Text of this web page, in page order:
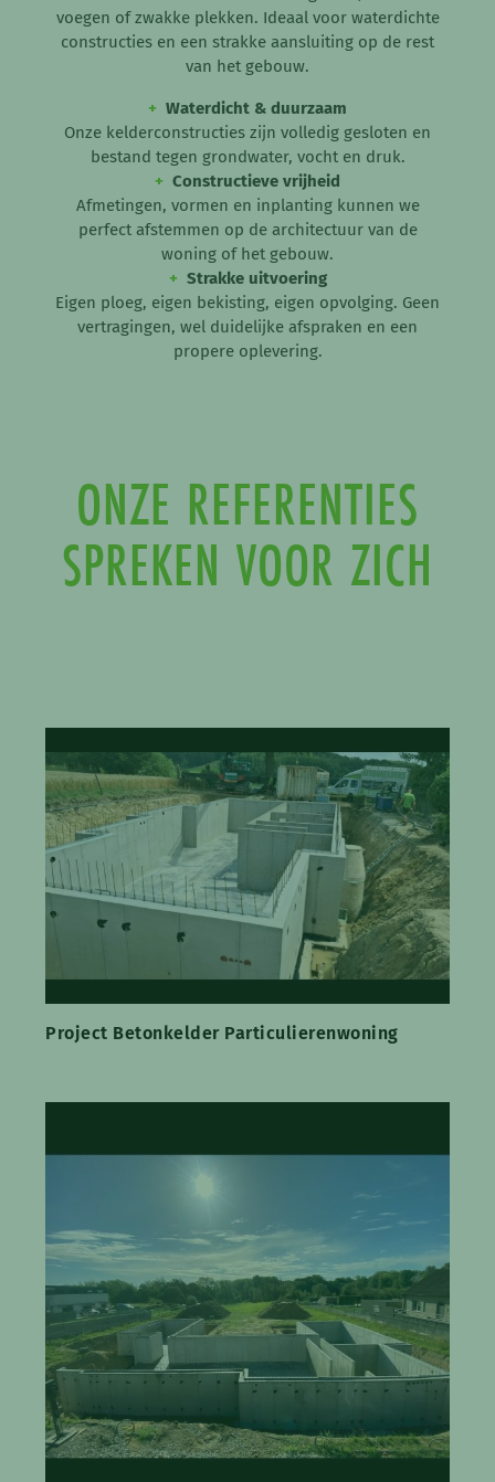
voegen of zwakke plekken. Ideaal voor waterdichte
constructies en een strakke aansluiting op de rest
van het gebouw.
+ Waterdicht & duurzaam
Onze kelderconstructies zijn volledig gesloten en
bestand tegen grondwater, vocht en druk.
+ Constructieve vrijheid
Afmetingen, vormen en inplanting kunnen we
perfect afstemmen op de architectuur van de
woning of het gebouw.
+ Strakke uitvoering
Eigen ploeg, eigen bekisting, eigen opvolging. Geen
vertragingen, wel duidelijke afspraken en een
propere oplevering.
ONZE REFERENTIES
SPREKEN VOOR ZICH
Project Betonkelder Particulierenwoning